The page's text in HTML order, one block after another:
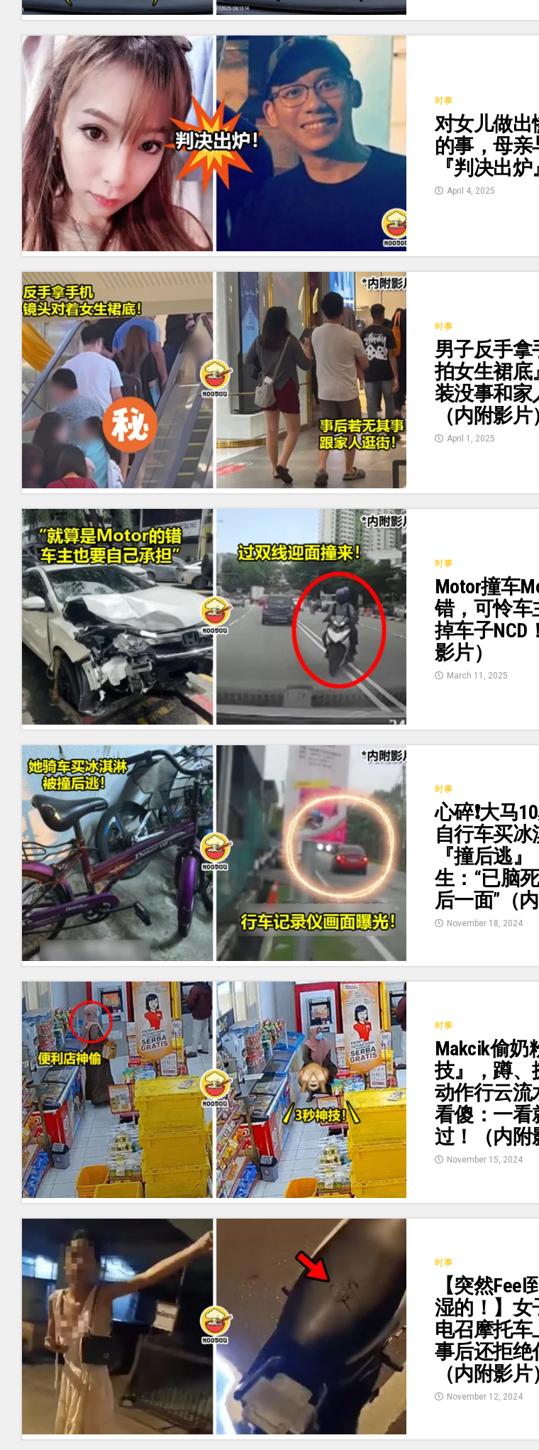
时事
对女儿做出
的事，母亲
『判决出炉
April 4, 2025
时事
男子反手拿
拍女生裙底
装没事和家
（内附影片
April 1, 2025
时事
Motor撞车
错，可怜车
掉车子NCD
影片）
March 11, 2025
时事
心碎❗大马
自行车买冰
『撞后逃
生：“已脑
后一面”（
November 18, 2024
时事
Makcik偷奶
技』，蹲、
动作行云流
看傻：一看
过！（内附
November 15, 2024
时事
【突然
湿的！】女
电召摩托车
事后还拒绝
（内附影片
November 12, 2024